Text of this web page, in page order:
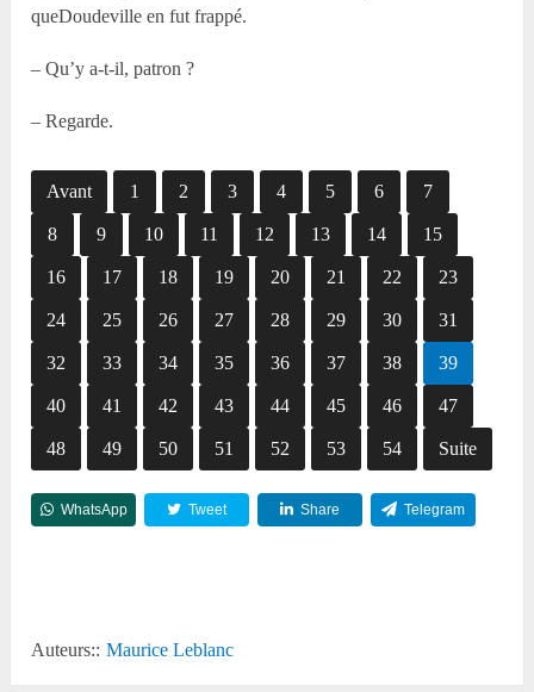
queDoudeville en fut frappé.
– Qu’y a-t-il, patron ?
– Regarde.
Avant 1 2 3 4 5 6 7
8 9 10 11 12 13 14 15
16 17 18 19 20 21 22 23
24 25 26 27 28 29 30 31
32 33 34 35 36 37 38 39
40 41 42 43 44 45 46 47
48 49 50 51 52 53 54 Suite
WhatsApp Tweet Share Telegram
Auteurs:: Maurice Leblanc